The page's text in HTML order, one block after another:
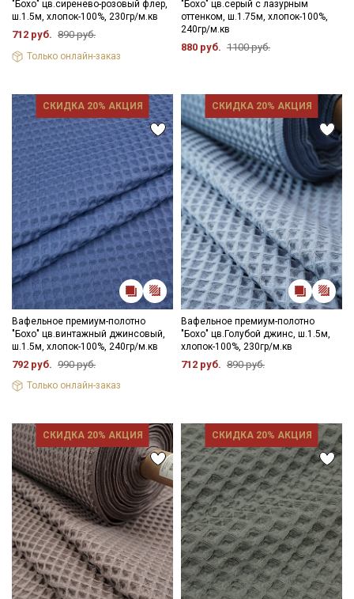
Цветопередача может отличаться от оригинального цвета
ткани в зависимости от настроек вашего монитора и в
зависимости от партии тон ткани может отличаться.
"Бохо" цв.сиренево-розовый флер,
ш.1.5м, хлопок-100%, 230гр/м.кв
712 руб. 890 руб.
Только онлайн-заказ
"Бохо" цв.серый с лазурным
оттенком, ш.1.75м, хлопок-100%,
240гр/м.кв
880 руб. 1100 руб.
СКИДКА 20% АКЦИЯ
Вафельное премиум-полотно
"Бохо" цв.винтажный джинсовый,
ш.1.5м, хлопок-100%, 240гр/м.кв
792 руб. 990 руб.
Только онлайн-заказ
СКИДКА 20% АКЦИЯ
Вафельное премиум-полотно
"Бохо" цв.Голубой джинс, ш.1.5м,
хлопок-100%, 230гр/м.кв
712 руб. 890 руб.
СКИДКА 20% АКЦИЯ СКИДКА 20% АКЦИЯ